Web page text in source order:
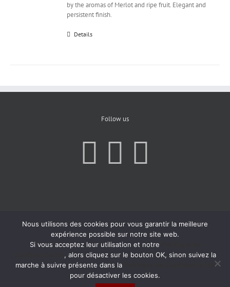
by the aromas of Merlot and ripe fruit. Elegant and
persistent finish.
Details
Follow us
Nous utilisons des cookies pour vous garantir la meilleure
expérience possible sur notre site web.
Si vous acceptez leur utilisation et notre
, alors cliquez sur le bouton OK, sinon suivez la
marche à suivre présente dans la
pour désactiver les cookies.